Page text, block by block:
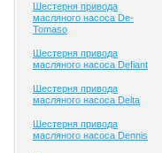
Шестерня привода
масляного насоса De-
Tomaso
Шестерня привода
масляного насоса Defiant
Шестерня привода
масляного насоса Delta
Шестерня привода
масляного насоса Dennis